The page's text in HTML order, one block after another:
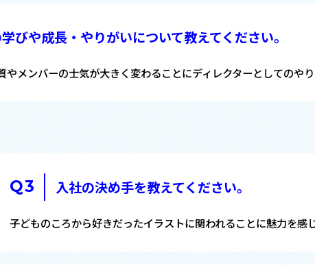
びや成長・やりがいについて教えてください。
やメンバーの士気が大きく変わることにディレクターとしてのやり
入社の決め手を教えてください。
子どものころから好きだったイラストに関われることに魅力を感